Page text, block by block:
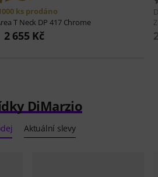
ks prodáno
T Neck DP 417 Chrome
2 655 Kč
DiMarzio
Aktuální slevy